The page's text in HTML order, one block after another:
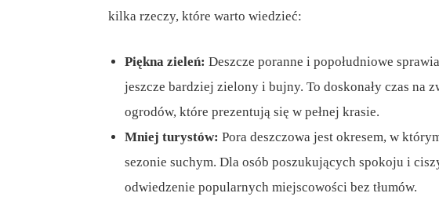
kilka rzeczy, które warto wiedzieć:
Piękna zieleń: Deszcze poranne i popołudniowe
jeszcze bardziej zielony i bujny. To doskonały czas na
ogrodów, które prezentują się w pełnej krasie.
Mniej turystów: Pora deszczowa jest okresem, w
sezonie suchym. Dla osób poszukujących spokoju i
odwiedzenie popularnych miejscowości bez tłumów.